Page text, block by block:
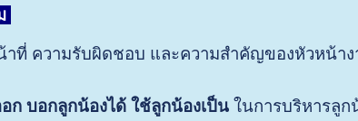
าที่ ความรับผิดชอบ และความสำคัญของหัวหน้า
ก บอกลูกน้องได้ ใช้ลูกน้องเป็นในการบริหารลูก